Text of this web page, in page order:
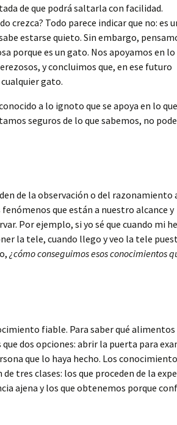
de que podrá saltarla con facilidad.
crezca? Todo parece indicar que no: es
estarse quieto. Sin embargo,
porque es un gato. Nos apoyamos en lo
y concluimos que, en ese futuro
gato.
a lo ignoto que se apoya en lo
seguros de lo que sabemos, no
de la observación o del razonamiento
que están a nuestro alcance y
Por ejemplo, si yo sé que cuando mi
la tele, cuando llego y veo la tele
¿cómo conseguimos esos conocimientos
fiable. Para saber qué alimentos
dos opciones: abrir la puerta para
que lo haya hecho. Los
tres clases: los que proceden de la
ajena y los que obtenemos porque